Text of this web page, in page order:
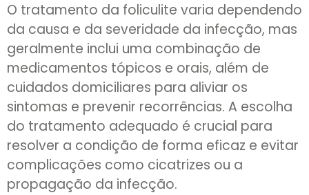
O tratamento da foliculite varia dependendo
da causa e da severidade da infecção, mas
geralmente inclui uma combinação de
medicamentos tópicos e orais, além de
cuidados domiciliares para aliviar os
sintomas e prevenir recorrências. A escolha
do tratamento adequado é crucial para
resolver a condição de forma eficaz e evitar
complicações como cicatrizes ou a
propagação da infecção.